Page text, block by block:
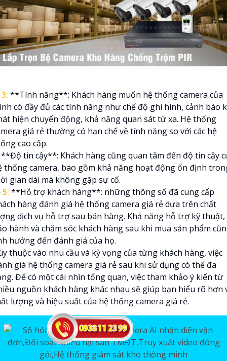
3: **Tính năng**: Khách hàng muốn hệ thống camera của
có đầy đủ các tính năng như chế độ ghi hình, cảnh báo
hiện chuyển động, khả năng quan sát từ xa. Hệ thống
giá rẻ thường có hạn chế về tính năng so với các hệ
cao cấp.
tin cậy**: Khách hàng cũng quan tâm đến độ tin cậy
thống camera, bao gồm khả năng hoạt động ổn định
gian dài mà không gặp sự cố.
5: **Hỗ trợ khách hàng**: những thông số đã cung cấp
hàng đánh giá hệ thống camera giá rẻ dựa trên chất
dịch vụ hỗ trợ sau bán hàng. Khả năng hỗ trợ kỹ thuật,
hành và chăm sóc khách hàng sau khi mua sản phẩm
hưởng đến đánh giá của họ.
thuộc vào nhu cầu và kỳ vọng của từng khách hàng, việc
giá hệ thống camera giá rẻ sau khi sử dụng có thể đa
Để có một cái nhìn tổng quan, việc tham khảo ý kiến từ
nguồn khách hàng khác nhau sẽ giúp bạn hiểu rõ hơn
lượng và hiệu suất của hệ thống camera giá rẻ.